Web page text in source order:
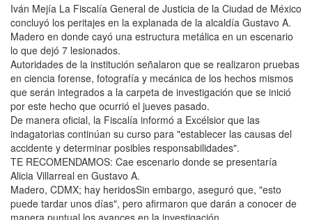
Iván Mejía La Fiscalía General de Justicia de la Ciudad de México
concluyó los peritajes en la explanada de la alcaldía Gustavo A.
Madero en donde cayó una estructura metálica en un escenario
lo que dejó 7 lesionados.
Autoridades de la institución señalaron que se realizaron pruebas
en ciencia forense, fotografía y mecánica de los hechos mismos
que serán integrados a la carpeta de investigación que se inició
por este hecho que ocurrió el jueves pasado.
De manera oficial, la Fiscalía informó a Excélsior que las
indagatorias continúan su curso para "establecer las causas del
accidente y determinar posibles responsabilidades".
TE RECOMENDAMOS: Cae escenario donde se presentaría
Alicia Villarreal en Gustavo A.
Madero, CDMX; hay heridosSin embargo, aseguró que, "esto
puede tardar unos días", pero afirmaron que darán a conocer de
manera puntual los avances en la investigación.